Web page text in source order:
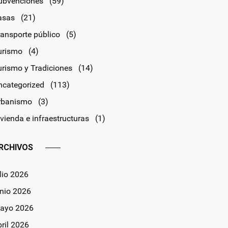
(21)
público
(5)
(4)
y Tradiciones
(14)
(113)
(3)
e infraestructuras
(1)
2026
2026
2026
2026